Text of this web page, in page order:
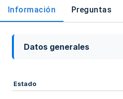
Información Preguntas
Datos generales
Estado